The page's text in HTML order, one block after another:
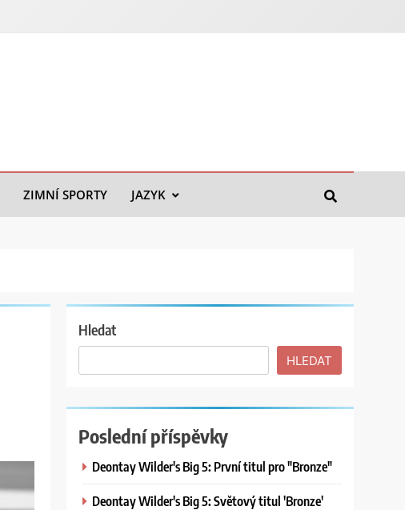
ZIMNÍ SPORTY JAZYK
Hledat
HLEDAT
Poslední příspěvky
Deontay Wilder's Big 5: První titul pro "Bronze"
Deontay Wilder's Big 5: Světový titul 'Bronze'